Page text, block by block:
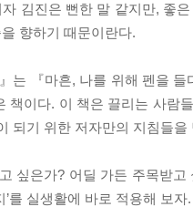
김진은 뻔한 말 같지만, 좋
향하기 때문이란다.
』는 『마흔, 나를 위해 펜을
책이다. 이 책은 끌리는 사람
되기 위한 저자만의 지침들을
싶은가? 어딜 가든 주목받
’를 실생활에 바로 적용해 보